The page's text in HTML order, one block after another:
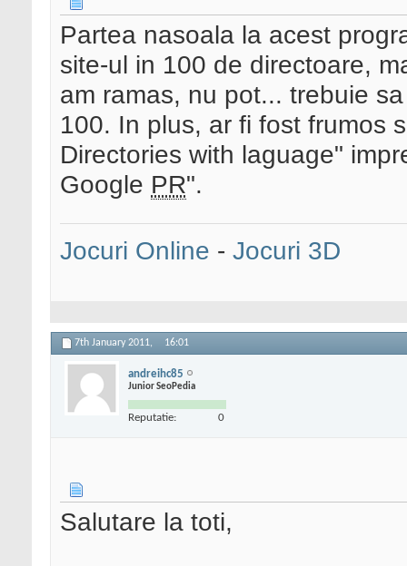
Partea nasoala la acest
site-ul in 100 de directoare,
am ramas, nu pot... trebuie
100. In plus, ar fi fost frumos
Directories with laguage"
Google PR".
Jocuri Online - Jocuri 3D
7th January 2011, 16:01
andreihc85
Junior SeoPedia
Reputatie: 0
Salutare la toti,